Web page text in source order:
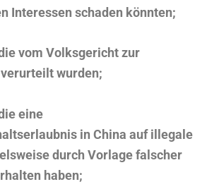
Interessen schaden könnten;
vom Volksgericht zur
wurden;
eine
in China auf illegale
durch Vorlage falscher
haben;